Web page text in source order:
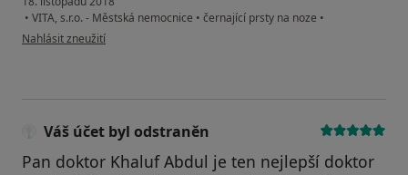
• VITA, s.r.o. - Městská nemocnice • černající prsty na noze •
podle názoru uživatele Váš účet byl odstraněn
Nahlásit zneužití
Váš účet byl odstraněn
Pan doktor Khaluf Abdul je ten nejlepší doktor